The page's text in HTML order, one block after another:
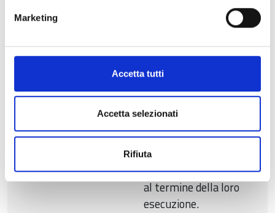
Marketing
Accetta tutti
Accetta selezionati
Rifiuta
Relazione sugli Acquisti
finanziaria dei
contratti al
termine della
loro
esecuzione
Resoconti della gestione
finanziaria dei contratti
al termine della loro
esecuzione.